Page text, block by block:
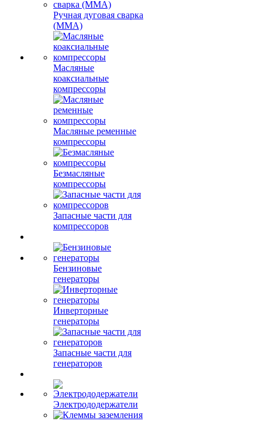
Ручная дуговая сварка
(MMA)
Масляные
коаксиальные
компрессоры
Масляные ременные
компрессоры
Безмасляные
компрессоры
Запасные части для
компрессоров
Бензиновые
генераторы
Инверторные
генераторы
Запасные части для
генераторов
Электрододержатели